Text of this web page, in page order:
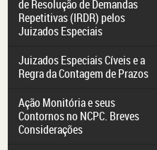
de Resolução de Demandas
Repetitivas (IRDR) pelos
Juizados Especiais
Juizados Especiais Cíveis e a
Regra da Contagem de Prazos
Ação Monitória e seus
Contornos no NCPC. Breves
Considerações